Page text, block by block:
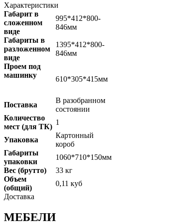
Характеристики
Габарит в
сложенном
виде
995*412*800-
846мм
Габариты в
разложенном
виде
1395*412*800-
846мм
Проем под
машинку
610*305*415мм
Поставка
В разобранном
состоянии
Количество
мест (для ТК)
1
Упаковка
Картонный
короб
Габариты
упаковки
1060*710*150мм
Вес (брутто)
33 кг
Объем
(общий)
0,11 куб
Доставка
МЕБЕЛИ